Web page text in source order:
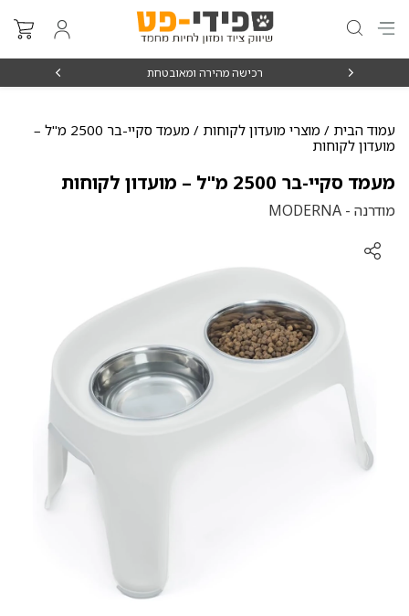
רכישה מהירה ומאובטחת
עמוד הבית / מוצרי מועדון לקוחות
/ מעמד סקיי-בר 2500 מ"ל –
מועדון לקוחות
מעמד סקיי-בר 2500 מ"ל – מועדון לקוחות
מודרנה - MODERNA